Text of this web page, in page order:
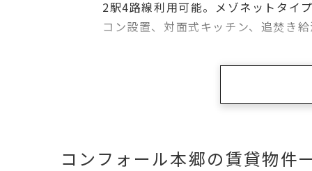
2駅4路線利用可能。メゾネットタイ
コン設置、対面式キッチン、追焚き
コンフォール本郷の賃貸物件